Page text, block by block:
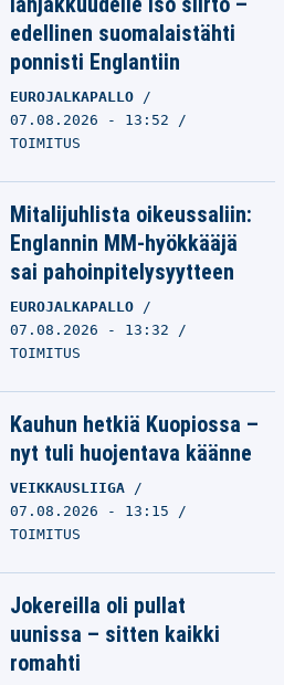
edellinen suomalaistähti
ponnisti Englantiin
EUROJALKAPALLO
07.08.2026 - 13:52
TOIMITUS
Mitalijuhlista oikeussaliin:
Englannin MM-hyökkääjä
sai pahoinpitelysyytteen
EUROJALKAPALLO
07.08.2026 - 13:32
TOIMITUS
Kauhun hetkiä Kuopiossa –
nyt tuli huojentava käänne
VEIKKAUSLIIGA
07.08.2026 - 13:15
TOIMITUS
Jokereilla oli pullat
uunissa – sitten kaikki
romahti